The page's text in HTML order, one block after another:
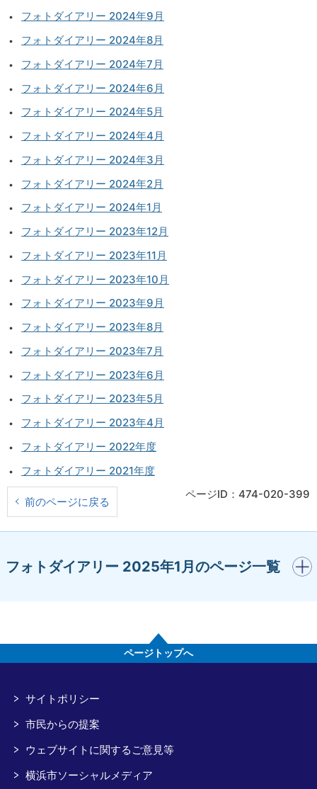
フォトダイアリー 2024年9月
フォトダイアリー 2024年8月
フォトダイアリー 2024年7月
フォトダイアリー 2024年6月
フォトダイアリー 2024年5月
フォトダイアリー 2024年4月
フォトダイアリー 2024年3月
フォトダイアリー 2024年2月
フォトダイアリー 2024年1月
フォトダイアリー 2023年12月
フォトダイアリー 2023年11月
フォトダイアリー 2023年10月
フォトダイアリー 2023年9月
フォトダイアリー 2023年8月
フォトダイアリー 2023年7月
フォトダイアリー 2023年6月
フォトダイアリー 2023年5月
フォトダイアリー 2023年4月
フォトダイアリー 2022年度
フォトダイアリー 2021年度
前のページに戻る
ページID：474-020-399
フォトダイアリー 2025年1月のページ一覧
開く
ページトップへ
サイトポリシー
市民からの提案
ウェブサイトに関するご意見等
横浜市ソーシャルメディア